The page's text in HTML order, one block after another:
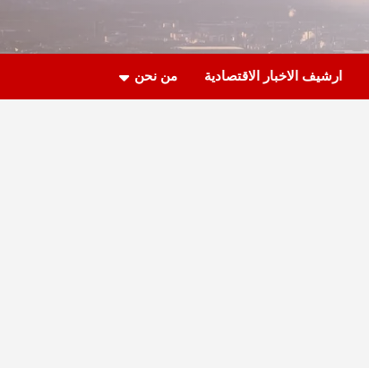
ارشيف الاخبار الاقتصادية من نحن